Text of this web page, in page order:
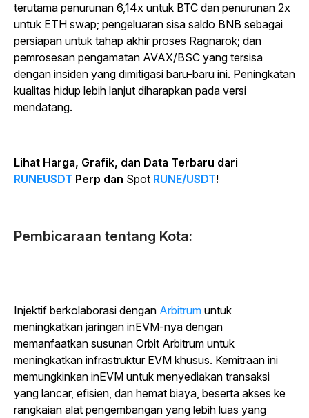
terutama penurunan 6,14x untuk BTC dan penurunan 2x
untuk ETH swap; pengeluaran sisa saldo BNB sebagai
persiapan untuk tahap akhir proses Ragnarok; dan
pemrosesan pengamatan AVAX/BSC yang tersisa
dengan insiden yang dimitigasi baru-baru ini. Peningkatan
kualitas hidup lebih lanjut diharapkan pada versi
mendatang.
Lihat Harga, Grafik, dan Data Terbaru dari
RUNEUSDT Perp dan Spot RUNE/USDT!
Pembicaraan tentang Kota:
Injektif berkolaborasi dengan Arbitrum untuk
meningkatkan jaringan inEVM-nya dengan
memanfaatkan susunan Orbit Arbitrum untuk
meningkatkan infrastruktur EVM khusus. Kemitraan ini
memungkinkan inEVM untuk menyediakan transaksi
yang lancar, efisien, dan hemat biaya, beserta akses ke
rangkaian alat pengembangan yang lebih luas yang